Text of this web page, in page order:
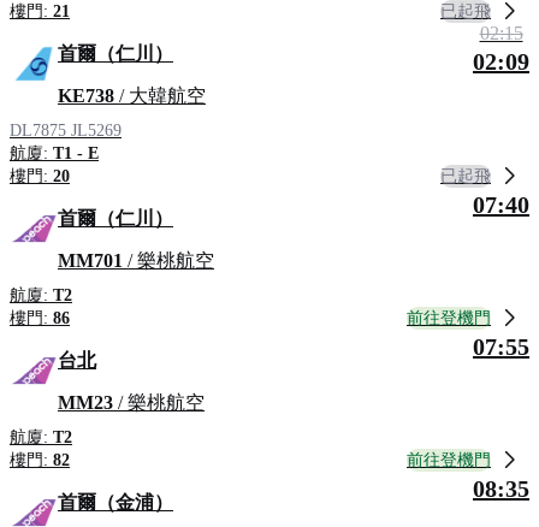
樓門: 21 已起飛
首爾（仁川）
KE738 / 大韓航空
DL7875 JL5269
航廈: T1 - E
樓門: 20
02:15
02:09
已起飛
首爾（仁川）
MM701 / 樂桃航空
航廈: T2
樓門: 86
07:40
前往登機門
台北
MM23 / 樂桃航空
航廈: T2
樓門: 82
07:55
前往登機門
首爾（金浦）
08:35